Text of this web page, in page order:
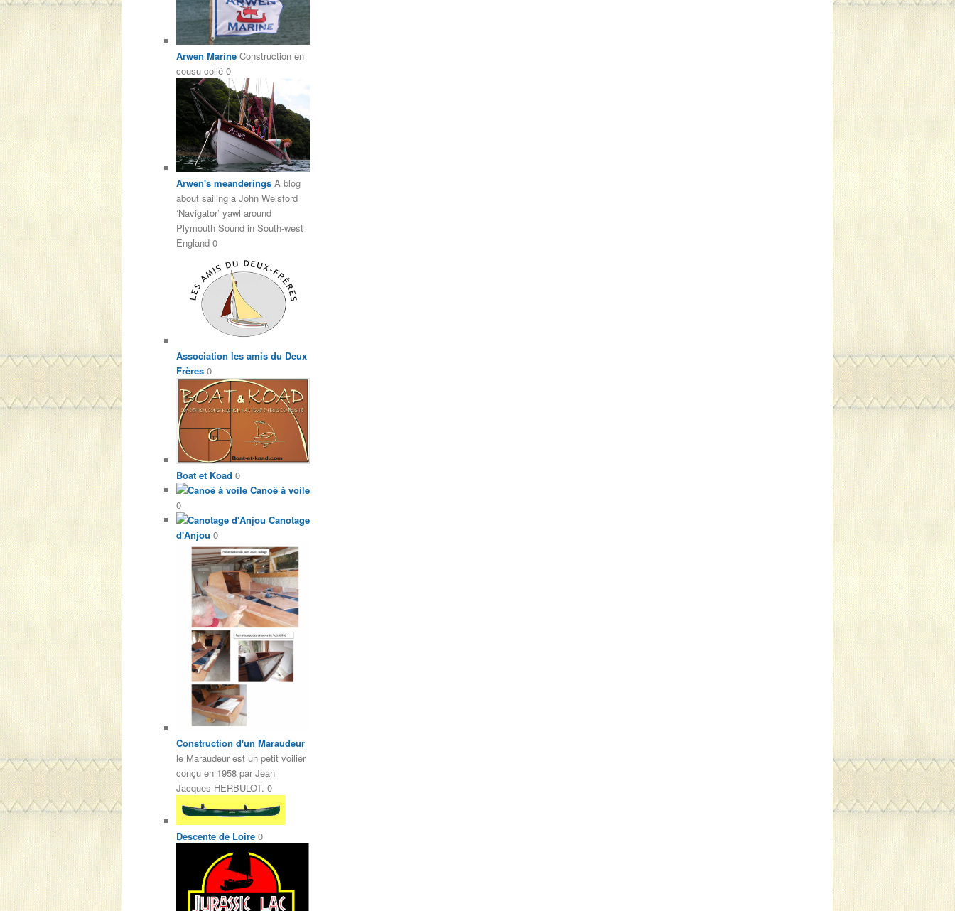
Arwen Marine Construction en
cousu collé 0
Arwen's meanderings A blog
about sailing a John Welsford
‘Navigator’ yawl around
Plymouth Sound in South-west
England 0
Association les amis du Deux
Frères 0
Boat et Koad 0
Canoë à voile
0
Canotage
d'Anjou 0
Construction d'un Maraudeur
le Maraudeur est un petit voilier
conçu en 1958 par Jean
Jacques HERBULOT. 0
Descente de Loire 0